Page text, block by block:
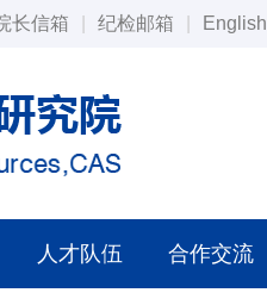
长信箱 纪检邮箱 English
人才队伍 合作交流